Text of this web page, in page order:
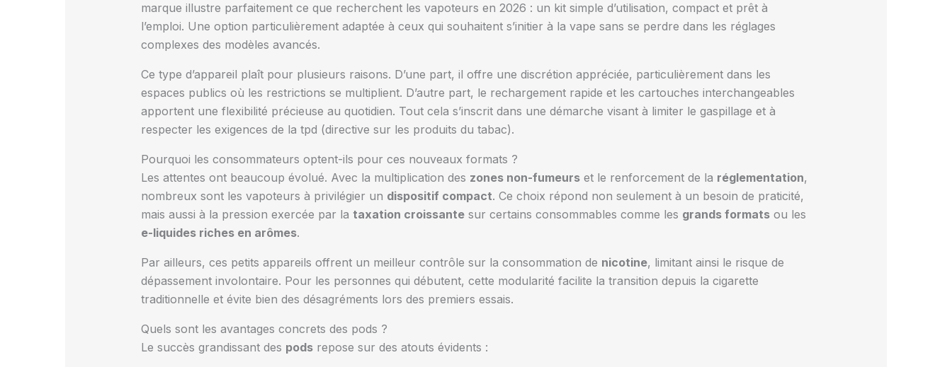
marque illustre parfaitement ce que recherchent les vapoteurs en 2026 : un kit simple d’utilisation, compact et prêt à
l’emploi. Une option particulièrement adaptée à ceux qui souhaitent s’initier à la vape sans se perdre dans les réglages
complexes des modèles avancés.
Ce type d’appareil plaît pour plusieurs raisons. D’une part, il offre une discrétion appréciée, particulièrement dans les
espaces publics où les restrictions se multiplient. D’autre part, le rechargement rapide et les cartouches interchangeables
apportent une flexibilité précieuse au quotidien. Tout cela s’inscrit dans une démarche visant à limiter le gaspillage et à
respecter les exigences de la tpd (directive sur les produits du tabac).
Pourquoi les consommateurs optent-ils pour ces nouveaux formats ?
Les attentes ont beaucoup évolué. Avec la multiplication des zones non-fumeurset le renforcement de la réglementation,
nombreux sont les vapoteurs à privilégier un dispositif compact. Ce choix répond non seulement à un besoin de praticité,
mais aussi à la pression exercée par la taxation croissantesur certains consommables comme les grands formatsou les
e-liquides riches en arômes.
Par ailleurs, ces petits appareils offrent un meilleur contrôle sur la consommation de nicotine, limitant ainsi le risque de
dépassement involontaire. Pour les personnes qui débutent, cette modularité facilite la transition depuis la cigarette
traditionnelle et évite bien des désagréments lors des premiers essais.
Quels sont les avantages concrets des pods ?
Le succès grandissant des podsrepose sur des atouts évidents :